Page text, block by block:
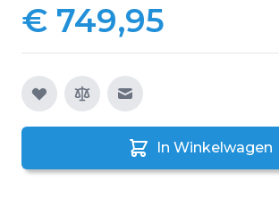
€ 749,95
E-mail naar een vriend
In Winkelwagen